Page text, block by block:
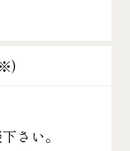
※)
さい。